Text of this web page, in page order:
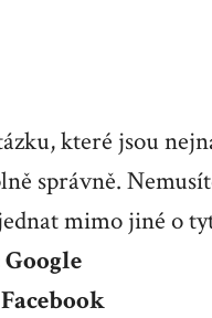
které jsou
správně.
mimo jiné o